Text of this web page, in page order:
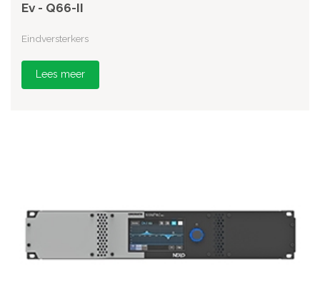
Ev - Q66-II
Eindversterkers
Lees meer